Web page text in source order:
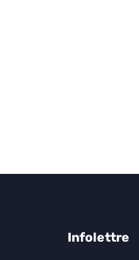
Infolettre